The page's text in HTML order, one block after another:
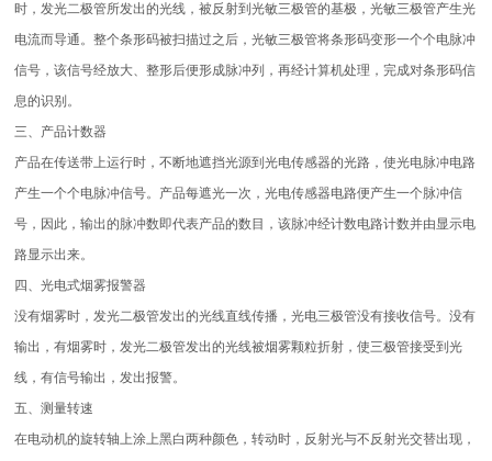
时，发光二极管所发出的光线，被反射到光敏三极管的基极，光敏三极管产生光
电流而导通。整个条形码被扫描过之后，光敏三极管将条形码变形一个个电脉冲
信号，该信号经放大、整形后便形成脉冲列，再经计算机处理，完成对条形码信
息的识别。
三、产品计数器
产品在传送带上运行时，不断地遮挡光源到光电传感器的光路，使光电脉冲电路
产生一个个电脉冲信号。产品每遮光一次，光电传感器电路便产生一个脉冲信
号，因此，输出的脉冲数即代表产品的数目，该脉冲经计数电路计数并由显示电
路显示出来。
四、光电式烟雾报警器
没有烟雾时，发光二极管发出的光线直线传播，光电三极管没有接收信号。没有
输出，有烟雾时，发光二极管发出的光线被烟雾颗粒折射，使三极管接受到光
线，有信号输出，发出报警。
五、测量转速
在电动机的旋转轴上涂上黑白两种颜色，转动时，反射光与不反射光交替出现，